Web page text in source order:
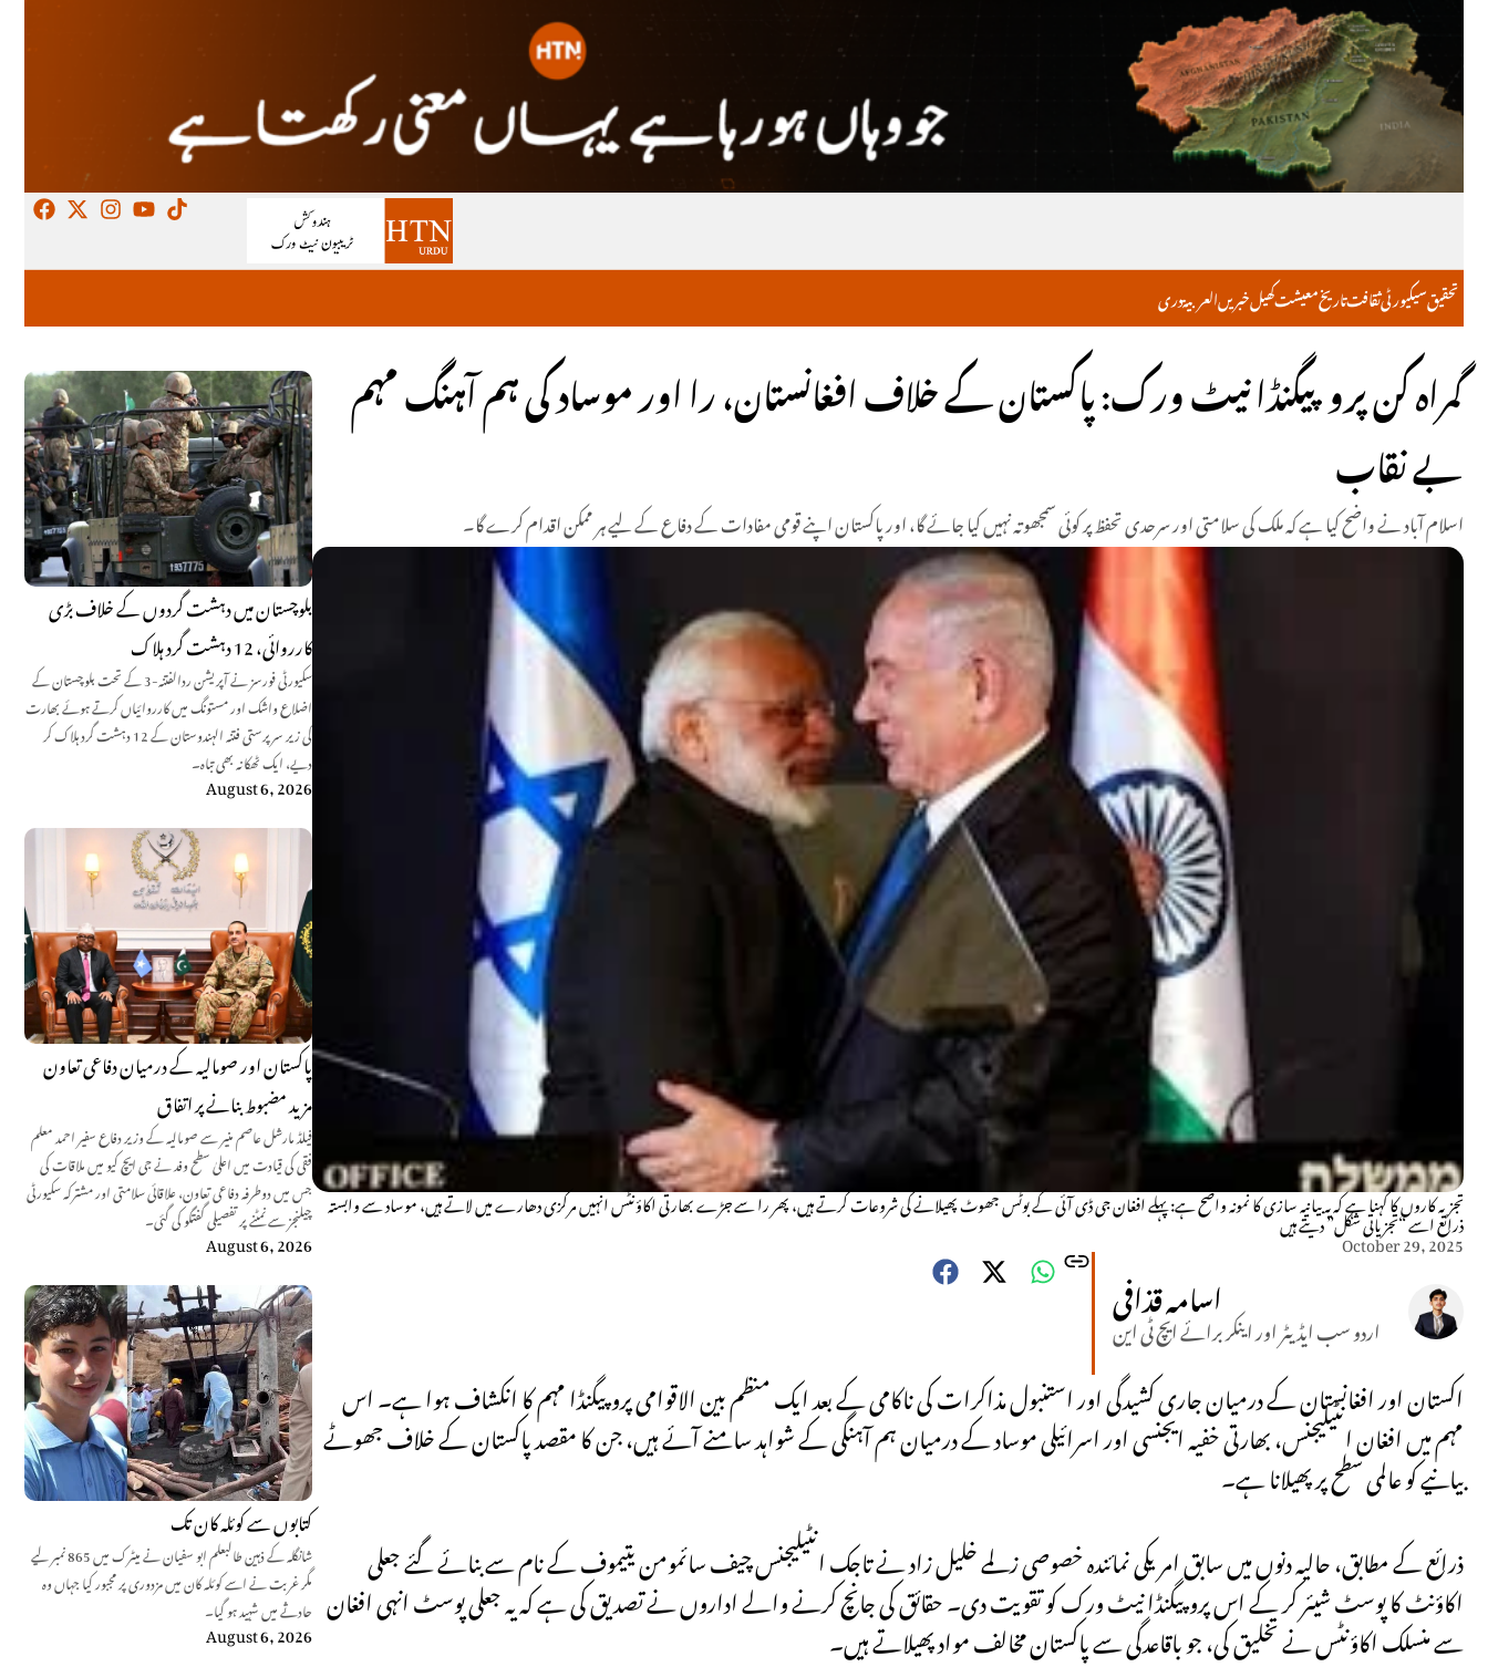
خبریںکھیلمعیشتتاریخثقافتسیکیورٹیتحقیق دریالعربية
بلوچستان میں دہشت گردوں کے خلاف بڑی
کارروائی، 12 دہشت گرد ہلاک
سکیورٹی فورسز نے آپریشن ردالفتنہ-3 کے تحت بلوچستان کے
اضلاع واشک اور مستونگ میں کارروائیاں کرتے ہوئے بھارت
کی زیر سرپرستی فتنہ الہندوستان کے 12 دہشت گرد ہلاک کر
دیے، ایک ٹھکانہ بھی تباہ۔
August 6, 2026
پاکستان اور صومالیہ کے درمیان دفاعی تعاون
مزید مضبوط بنانے پر اتفاق
فیلڈ مارشل عاصم منیر سے صومالیہ کے وزیر دفاع سفیر احمد معلم
فقی کی قیادت میں اعلیٰ سطح وفد نے جی ایچ کیو میں ملاقات کی
جس میں دوطرفہ دفاعی تعاون، علاقائی سلامتی اور مشترکہ سکیورٹی
چیلنجز سے نمٹنے پر تفصیلی گفتگو کی گئی۔
August 6, 2026
کتابوں سے کوئلہ کان تک
شانگلہ کے ذہین طالبعلم ابو سفیان نے میٹرک میں 865 نمبر لیے
مگر غربت نے اسے کوئلہ کان میں مزدوری پر مجبور کیا جہاں وہ
حادثے میں شہید ہو گیا۔
August 6, 2026
گمراہ کن پروپیگنڈا نیٹ ورک: پاکستان کے خلاف افغانستان، را اور موساد کی ہم آہنگ مہم
بے نقاب
اسلام آباد نے واضح کیا ہے کہ ملک کی سلامتی اور سرحدی تحفظ پر کوئی سمجھوتہ نہیں کیا جائے گا، اور پاکستان اپنے قومی مفادات کے دفاع کے لیے ہر ممکن اقدام کرے گا۔
تجزیہ کاروں کا کہنا ہے کہ یہ بیانیہ سازی کا نمونہ واضح ہے: پہلے افغان جی ڈی آئی کے بوٹس جھوٹ پھیلانے کی شروعات کرتے ہیں، پھر را سے جڑے بھارتی اکاؤنٹس انہیں مرکزی دھارے میں لاتے ہیں، موساد سے وابستہ
ذرائع اسے “تجزیاتی شکل” دیتے ہیں
October 29, 2025
اسامہ قذافی
اردو سب ایڈیٹر اور اینکر برائے ایچ ٹی این
اکستان اور افغانستان کے درمیان جاری کشیدگی اور استنبول مذاکرات کی ناکامی کے بعد ایک منظم بین الاقوامی پروپیگنڈا مہم کا انکشاف ہوا ہے۔ اس
مہم میں افغان انٹیلیجنس، بھارتی خفیہ ایجنسی اور اسرائیلی موساد کے درمیان ہم آہنگی کے شواہد سامنے آئے ہیں، جن کا مقصد پاکستان کے خلاف جھوٹے
بیانیے کو عالمی سطح پر پھیلانا ہے۔
ذرائع کے مطابق، حالیہ دنوں میں سابق امریکی نمائندہ خصوصی زلمے خلیل زاد نے تاجک انٹیلیجنس چیف سائمومن یتیموف کے نام سے بنائے گئے جعلی
اکاؤنٹ کا پوسٹ شیئر کر کے اس پروپیگنڈا نیٹ ورک کو تقویت دی۔ حقائق کی جانچ کرنے والے اداروں نے تصدیق کی ہے کہ یہ جعلی پوسٹ انہی افغان
سے منسلک اکاؤنٹس نے تخلیق کی، جو باقاعدگی سے پاکستان مخالف مواد پھیلاتے ہیں۔